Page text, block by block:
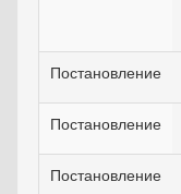
Постановление
Постановление
Постановление